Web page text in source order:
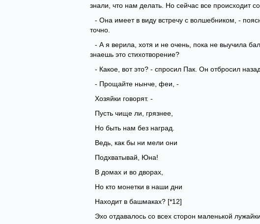
знали, что нам делать. Но сейчас все происходит
- Она имеет в виду встречу с волшебником, -
точно.
- А я верила, хотя и не очень, пока не выучила
знаешь это стихотворение?
- Какое, вот это? - спросил Пак. Он отбросил
- Прощайте нынче, феи, -
Хозяйки говорят. -
Пусть чище ли, грязнее,
Но быть нам без наград.
Ведь, как бы ни мели они
Подхватывай, Юна!
В домах и во дворах,
Но кто монетки в наши дни
Находит в башмаках? [*12]
Эхо отдавалось со всех сторон маленькой лужайки.